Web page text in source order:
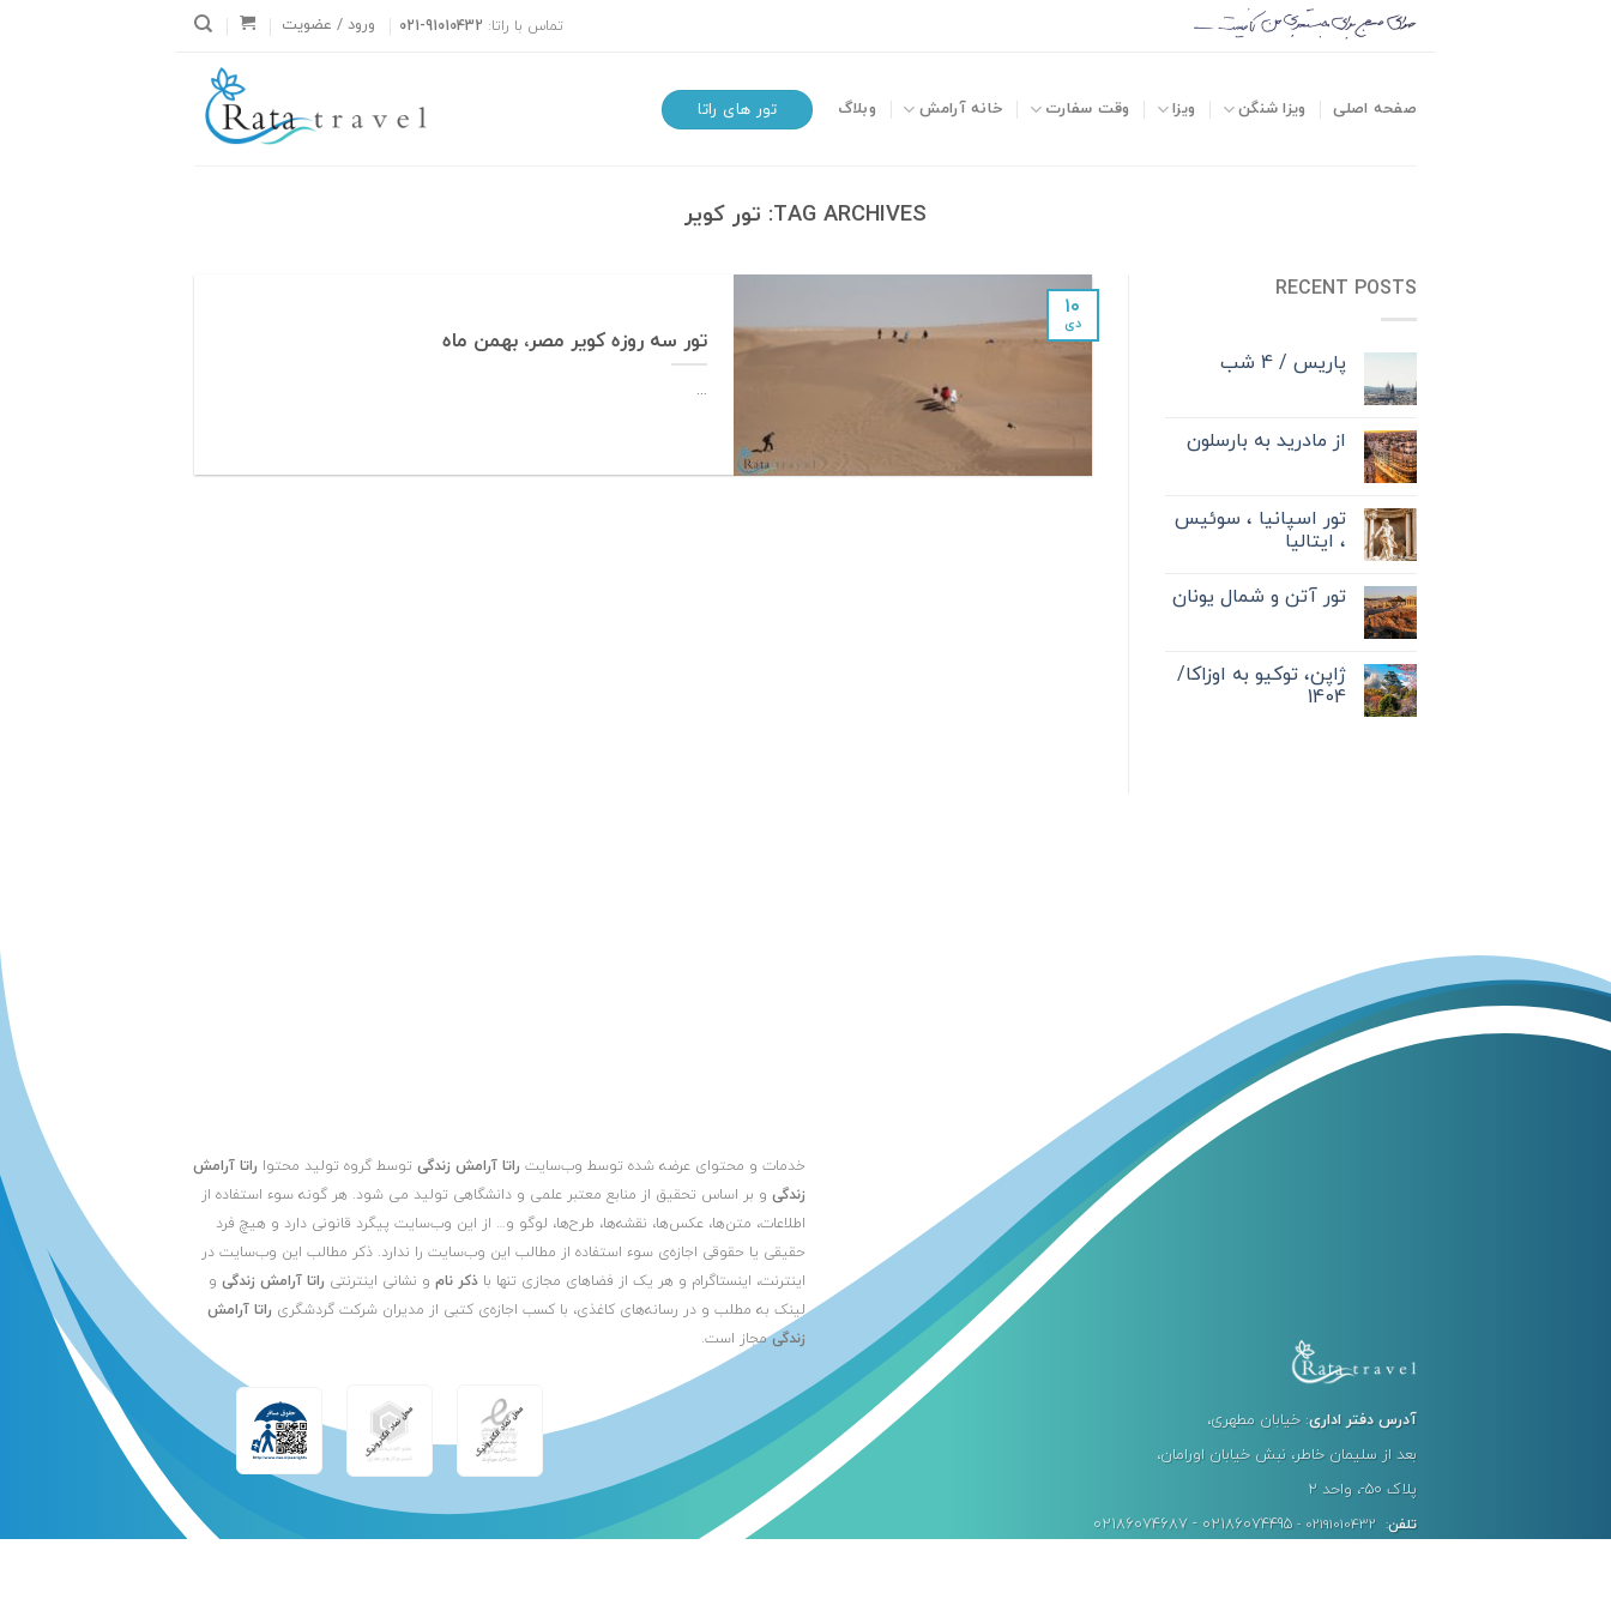
تماس با راتا: 021-91010432 ورود / عضویت
صفحه اصلی ویزا شنگن ویزا وقت سفارت خانه آرامش وبلاگ تور های راتا
TAG ARCHIVES: تور کویر
RECENT POSTS
پاریس / 4 شب
از مادرید به بارسلون
تور اسپانیا ، سوئیس
، ایتالیا
تور آتن و شمال یونان
ژاپن، توکیو به اوزاکا/
1404
تور سه روزه کویر مصر، بهمن ماه
...
۱۰
دی
آدرس دفتر اداری: خیابان مطهری،
بعد از سلیمان خاطر، نبش خیابان اورامان،
پلاک ۵۰-، واحد ۲
تلفن: 02191010432 -
02186074687 - 02186074495
خدمات و محتوای عرضه شده توسط وب‌سایت راتا آرامش زندگی توسط گروه تولید محتوا راتا آرامش
زندگی و بر اساس تحقیق از منابع معتبر علمی و دانشگاهی تولید می شود. هر گونه سوء استفاده از
اطلاعات، متن‌ها، عکس‌ها، نقشه‌ها، طرح‌ها، لوگو و… از این وب‌سایت پیگرد قانونی دارد و هیچ فرد
حقیقی یا حقوقی اجازه‌ی سوء استفاده از مطالب این وب‌سایت را ندارد. ذکر مطالب این وب‌سایت در
اینترنت، اینستاگرام و هر یک از فضاهای مجازی تنها با ذکر نام و نشانی اینترنتی راتا آرامش زندگی و
لینک به مطلب و در رسانه‌های کاغذی، با کسب اجازه‌ی کتبی از مدیران شرکت گردشگری راتا آرامش
زندگیمجاز است.